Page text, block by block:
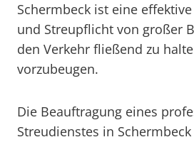
Schermbeck ist eine
und Streupflicht von großer
den Verkehr fließend zu
vorzubeugen.
Die Beauftragung eines
Streudienstes in